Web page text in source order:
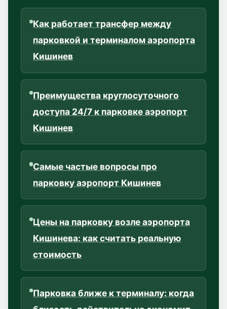
Как работает трансфер между
парковкой и терминалом аэропорта
Кишинев
Преимущества круглосуточного
доступа 24/7 к парковке аэропорт
Кишинев
Самые частые вопросы про
парковку аэропорт Кишинев
Цены на парковку возле аэропорта
Кишинева: как считать реальную
стоимость
Парковка ближе к терминалу: когда